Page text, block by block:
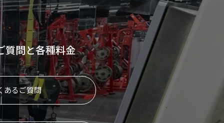
質問と各種料金
あるご質問